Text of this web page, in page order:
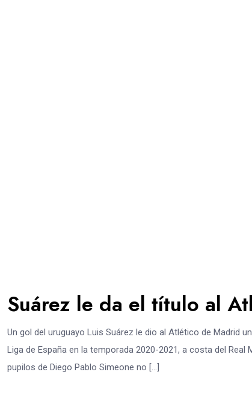
Suárez le da el título al
Un gol del uruguayo Luis Suárez le dio al Atlético de Madrid
Liga de España en la temporada 2020-2021, a costa del
pupilos de Diego Pablo Simeone no […]